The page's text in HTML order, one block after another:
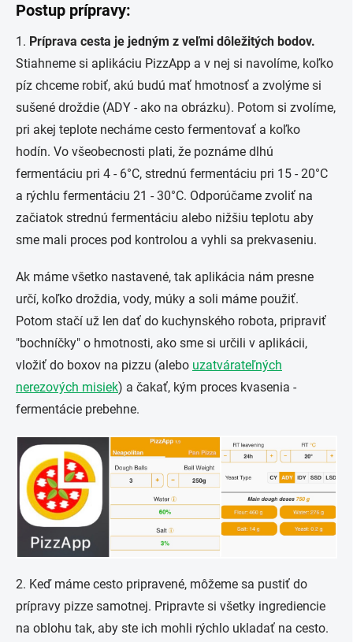
Postup prípravy:
1. Príprava cesta je jedným z veľmi dôležitých bodov.
Stiahneme si aplikáciu PizzApp a v nej si navolíme, koľko
píz chceme robiť, akú budú mať hmotnosť a zvolýme si
sušené droždie (ADY - ako na obrázku). Potom si zvolíme,
pri akej teplote necháme cesto fermentovať a koľko
hodín. Vo všeobecnosti plati, že poznáme dlhú
fermentáciu pri 4 - 6°C, strednú fermentáciu pri 15 - 20°C
a rýchlu fermentáciu 21 - 30°C. Odporúčame zvoliť na
začiatok strednú fermentáciu alebo nižšiu teplotu aby
sme mali proces pod kontrolou a vyhli sa prekvaseniu.
Ak máme všetko nastavené, tak aplikácia nám presne
určí, koľko droždia, vody, múky a soli máme použiť.
Potom stačí už len dať do kuchynského robota, pripraviť
"bochníčky" o hmotnosti, ako sme si určili v aplikácii,
vložiť do boxov na pizzu (alebo uzatvárateľných
nerezových misiek) a čakať, kým proces kvasenia -
fermentácie prebehne.
2. Keď máme cesto pripravené, môžeme sa pustiť do
prípravy pizze samotnej. Pripravte si všetky ingrediencie
na oblohu tak, aby ste ich mohli rýchlo ukladať na cesto.